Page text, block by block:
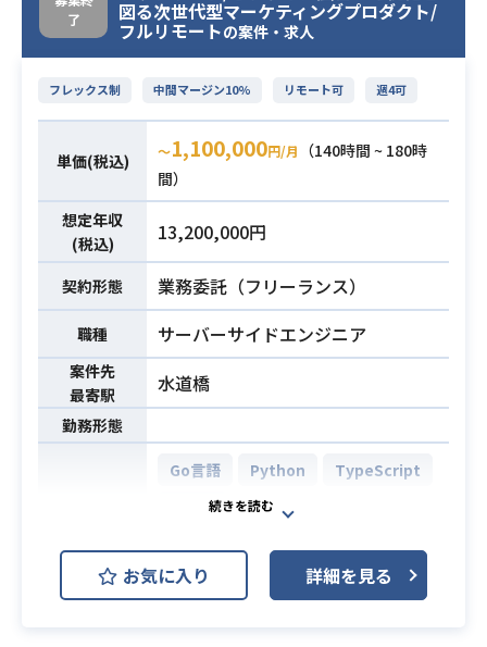
験
プロダクトの成長及び、新規プロダ
クトの開発が積極的に行われている
ため、
エンジニアの積極採用を行っており
ます。自社プロダクト育てたいフロ
ントエンドエンジニアを募集しま
す。
【具体的な仕事内容】
■自社プロダクトやその他の新規サ
ービスの企画から設計・開発・実装
■機能改善、新規機能開発
■WebRTCによるブラウザ間リアル
タイム通信
■React+AtomicDesignを基盤にし
たUIパーツの構造化
開発体制はスクラムです。デイリー
スクラムでは、エンジニアリングの
進捗や課題の共有をしてます。スプ
リントは1ヶ月に1回実施していま
す。
開発環境はAWS、サーバサイド側は
RubyonRails フロント側はReactJ
了
図る次世代型マーケティングプロダクト/
フルリモートの案件・求人
フレックス制 中間マージン10% リモート可 週4可
単価(税込) 〜1,100,000円/月
（140時間 ~ 180時
間）
想定年収
(税込)
13,200,000円
契約形態 業務委託（フリーランス）
職種 サーバーサイドエンジニア
案件先
最寄駅
水道橋
勤務形態
開発環境
Go言語 Python
TypeScript
Vue.js
AWS Aurora (Amazon Aurora)
PostgreSQL
お気に入り 詳細を見る